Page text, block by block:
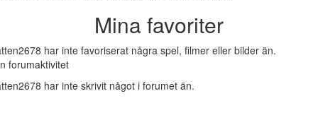
Mina favoriter
har inte favoriserat några spel, filmer eller bilder än.
forumaktivitet
har inte skrivit något i forumet än.